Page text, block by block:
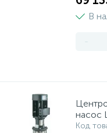
В
-
насос
Код